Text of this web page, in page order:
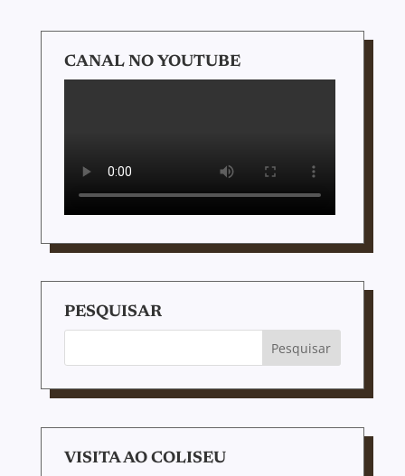
CANAL NO YOUTUBE
PESQUISAR
VISITA AO COLISEU